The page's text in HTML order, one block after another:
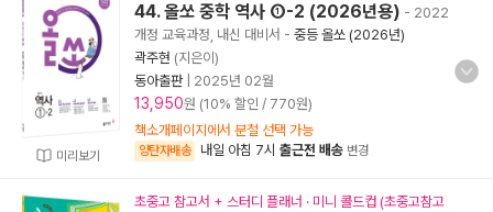
미리보기
44. 올쏘 중학 역사 ①-2 (2026년용) - 2022
개정 교육과정, 내신 대비서 - 중등 올쏘 (2026년)
곽주현 (지은이)
동아출판| 2025년 02월
13,950원 (10% 할인 / 770원)
책소개페이지에서 분철 선택 가능
양탄자배송 내일 아침 7시 출근전 배송 변경
초중고 참고서 + 스터디 플래너 · 미니 콜드컵 (초중고참고